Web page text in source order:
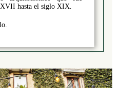
hasta el siglo XIX.